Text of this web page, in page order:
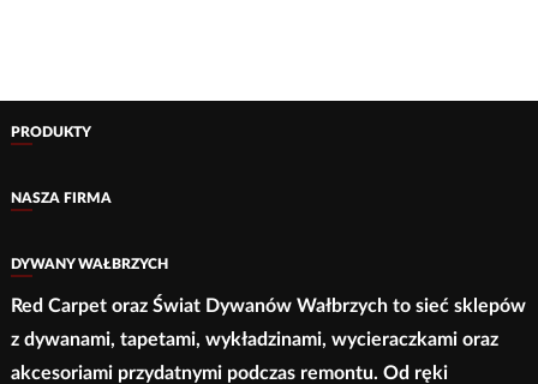
PRODUKTY
NASZA FIRMA
DYWANY WAŁBRZYCH
Red Carpet oraz Świat Dywanów Wałbrzych to sieć sklepów
z dywanami, tapetami, wykładzinami, wycieraczkami oraz
akcesoriami przydatnymi podczas remontu. Od ręki